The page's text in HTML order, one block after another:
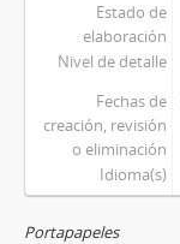
Estado de
elaboración
Nivel de detalle
Fechas de
creación, revisión
o eliminación
Idioma(s)
Portapapeles